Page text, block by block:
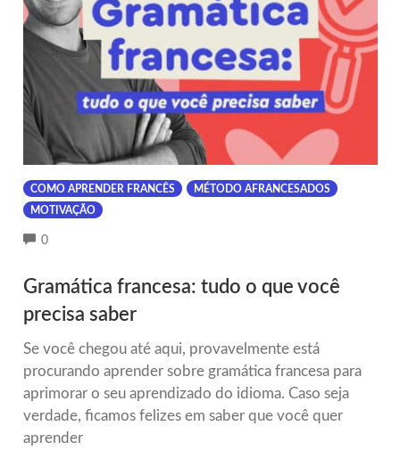
COMO APRENDER FRANCÊS
MÉTODO AFRANCESADOS
MOTIVAÇÃO
0COMMENTS
Gramática francesa: tudo o que você
precisa saber
Se você chegou até aqui, provavelmente está
procurando aprender sobre gramática francesa para
aprimorar o seu aprendizado do idioma. Caso seja
verdade, ficamos felizes em saber que você quer
aprender